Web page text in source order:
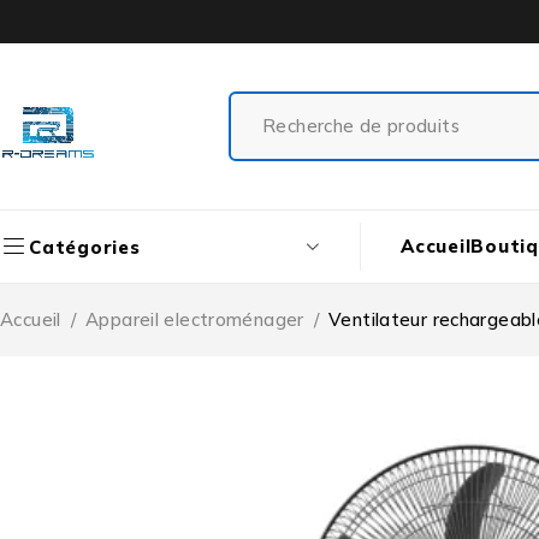
Catégories Accueil
Accueil / Appareil electroménager / Ventilateur